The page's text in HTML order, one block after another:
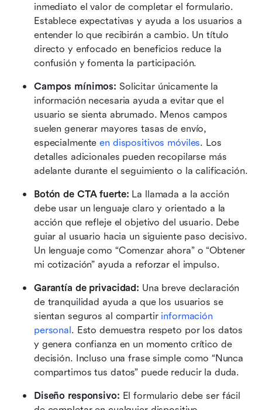
inmediato el valor de completar el formulario.
Establece expectativas y ayuda a los usuarios a
entender lo que recibirán a cambio. Un título
directo y enfocado en beneficios reduce la
confusión y fomenta la participación.
Campos mínimos: Solicitar únicamente la
información necesaria ayuda a evitar que el
usuario se sienta abrumado. Menos campos
suelen generar mayores tasas de envío,
especialmente en dispositivos móviles. Los
detalles adicionales pueden recopilarse más
adelante durante el seguimiento o la calificación.
Botón de CTA fuerte: La llamada a la acción
debe usar un lenguaje claro y orientado a la
acción que refleje el objetivo del usuario. Debe
guiar al usuario hacia un siguiente paso decisivo.
Un lenguaje como “Comenzar ahora” o “Obtener
mi cotización” ayuda a reforzar el impulso.
Garantía de privacidad: Una breve declaración
de tranquilidad ayuda a que los usuarios se
sientan seguros al compartir información
personal. Esto demuestra respeto por los datos
y genera confianza en un momento crítico de
decisión. Incluso una frase simple como “Nunca
compartimos tus datos” puede reducir la duda.
Diseño responsivo: El formulario debe ser fácil